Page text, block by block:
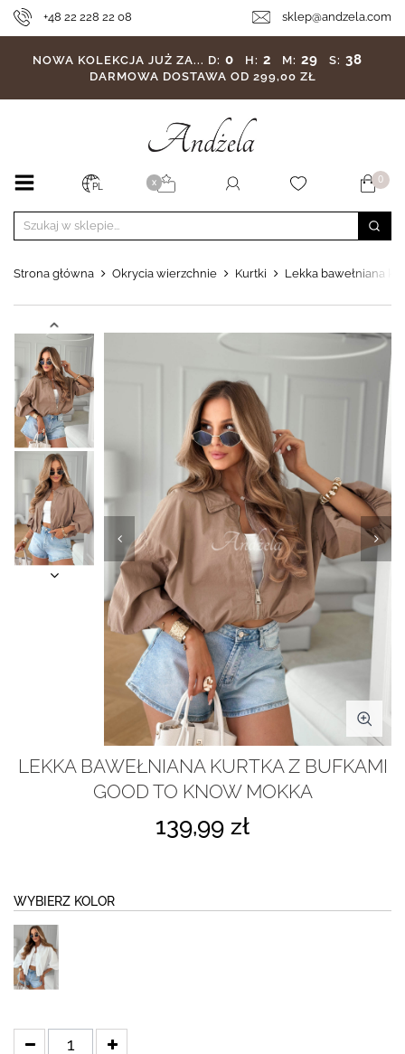
+48 22 228 22 08 sklep@andzela.com
NOWA KOLEKCJA JUŻ ZA... D: 0 H: 2 M: 29 S: 36
DARMOWA DOSTAWA OD 299,00 ZŁ
PL X 0
Strona główna Okrycia wierzchnie Kurtki Lekka bawełniana
LEKKA BAWEŁNIANA KURTKA Z BUFKAMI
GOOD TO KNOW MOKKA
139,99 zł
WYBIERZ KOLOR